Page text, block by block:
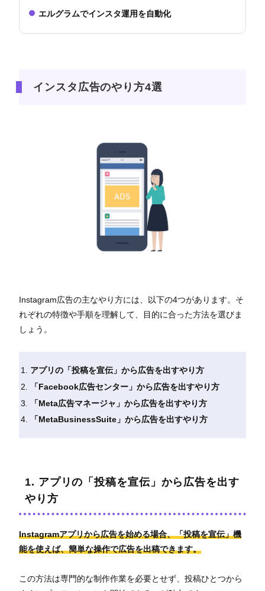
エルグラムでインスタ運用を自動化
インスタ広告のやり方4選
Instagram広告の主なやり方には、以下の4つがあります。そ
れぞれの特徴や手順を理解して、目的に合った方法を選びま
しょう。
アプリの「投稿を宣伝」から広告を出すやり方
「Facebook広告センター」から広告を出すやり方
「Meta広告マネージャ」から広告を出すやり方
「MetaBusinessSuite」から広告を出すやり方
1. アプリの「投稿を宣伝」から広告を出す
やり方
Instagramアプリから広告を始める場合、「投稿を宣伝」機
能を使えば、簡単な操作で広告を出稿できます。
この方法は専門的な制作作業を必要とせず、投稿ひとつから